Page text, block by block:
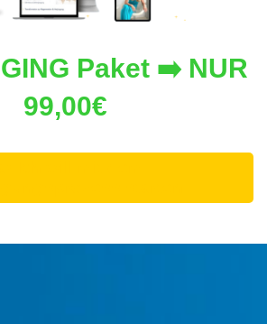
Paket ➡️ NUR
99,00€